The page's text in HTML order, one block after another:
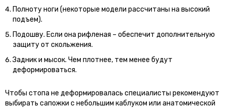
Полноту ноги (некоторые модели рассчитаны на высокий
подъем).
Подошву. Если она рифленая – обеспечит дополнительную
защиту от скольжения.
Задник и мысок. Чем плотнее, тем менее будут
деформироваться.
Чтобы стопа не деформировалась специалисты рекомендуют
выбирать сапожки с небольшим каблуком или анатомической